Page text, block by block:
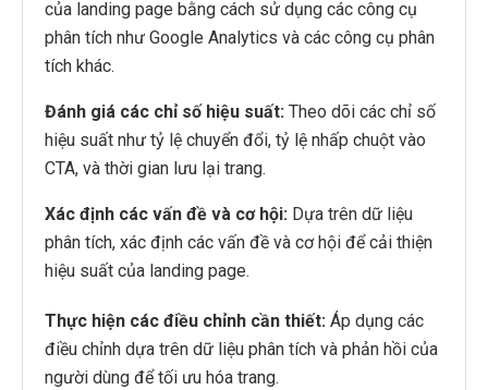
của landing page bằng cách sử dụng các công cụ
phân tích như Google Analytics và các công cụ phân
tích khác.
Đánh giá các chỉ số hiệu suất: Theo dõi các chỉ số
hiệu suất như tỷ lệ chuyển đổi, tỷ lệ nhấp chuột vào
CTA, và thời gian lưu lại trang.
Xác định các vấn đề và cơ hội: Dựa trên dữ liệu
phân tích, xác định các vấn đề và cơ hội để cải thiện
hiệu suất của landing page.
Thực hiện các điều chỉnh cần thiết: Áp dụng các
điều chỉnh dựa trên dữ liệu phân tích và phản hồi của
người dùng để tối ưu hóa trang.